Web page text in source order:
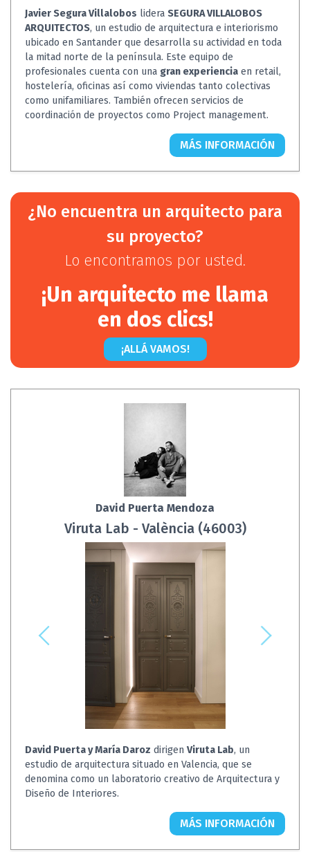
Javier Segura Villalobos lidera SEGURA VILLALOBOS
ARQUITECTOS, un estudio de arquitectura e interiorismo
ubicado en Santander que desarrolla su actividad en toda
la mitad norte de la península. Este equipo de
profesionales cuenta con una gran experiencia en retail,
hostelería, oficinas así como viviendas tanto colectivas
como unifamiliares. También ofrecen servicios de
coordinación de proyectos como Project management.
MÁS INFORMACIÓN
¿No encuentra un arquitecto para
su proyecto?
Lo encontramos por usted.
¡Un arquitecto me llama
en dos clics!
¡ALLÁ VAMOS!
David Puerta Mendoza
Viruta Lab - València (46003)
David Puerta y María Daroz dirigen Viruta Lab, un
estudio de arquitectura situado en Valencia, que se
denomina como un laboratorio creativo de Arquitectura y
Diseño de Interiores.
MÁS INFORMACIÓN